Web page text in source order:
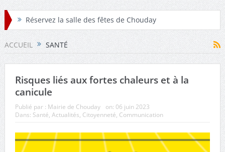
Réservez la salle des fêtes de Chouday
Réservez la maison des associations de Chouday
Téléchargez les comptes-rendus des conseils
municipaux de Chouday
ACCUEIL SANTÉ
Risques liés aux fortes chaleurs et à la
canicule
Publié par : Mairie de Chouday on: 06 juin 2023
Dans: Santé, Actualités, Citoyenneté, Communication